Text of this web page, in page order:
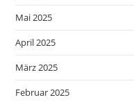
Mai 2025
April 2025
März 2025
Februar 2025